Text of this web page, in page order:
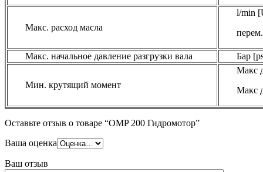
Макс. расход масла
l/min
Макс. начальное давление разгрузки вала Бар
Мин. крутящий момент
Макс
Макс
Оставьте отзыв о товаре “OMP 200 Гидромотор”
Ваша оценка
Ваш отзыв